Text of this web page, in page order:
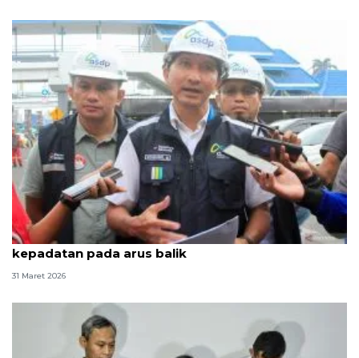
ASDP Ketapang operasikan 34 kapal urai
kepadatan pada arus balik
31 Maret 2026